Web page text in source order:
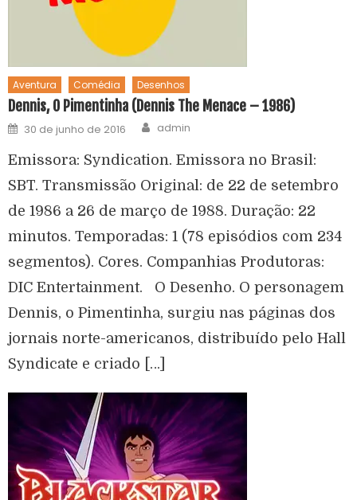
Aventura Comédia Desenhos
Dennis, O Pimentinha (Dennis The Menace – 1986)
30 de junho de 2016 admin
Emissora: Syndication. Emissora no Brasil:
SBT. Transmissão Original: de 22 de setembro
de 1986 a 26 de março de 1988. Duração: 22
minutos. Temporadas: 1 (78 episódios com 234
segmentos). Cores. Companhias Produtoras:
DIC Entertainment. O Desenho. O personagem
Dennis, o Pimentinha, surgiu nas páginas dos
jornais norte-americanos, distribuído pelo Hall
Syndicate e criado […]